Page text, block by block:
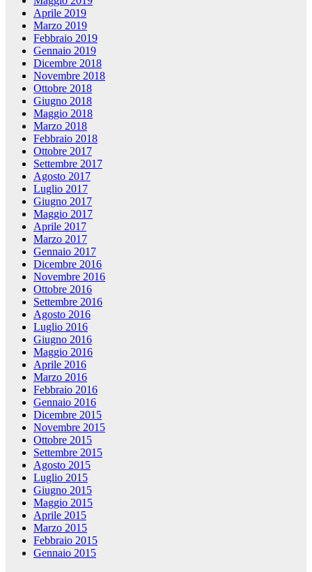
Aprile 2019
Marzo 2019
Febbraio 2019
Gennaio 2019
Dicembre 2018
Novembre 2018
Ottobre 2018
Giugno 2018
Maggio 2018
Marzo 2018
Febbraio 2018
Ottobre 2017
Settembre 2017
Agosto 2017
Luglio 2017
Giugno 2017
Maggio 2017
Aprile 2017
Marzo 2017
Gennaio 2017
Dicembre 2016
Novembre 2016
Ottobre 2016
Settembre 2016
Agosto 2016
Luglio 2016
Giugno 2016
Maggio 2016
Aprile 2016
Marzo 2016
Febbraio 2016
Gennaio 2016
Dicembre 2015
Novembre 2015
Ottobre 2015
Settembre 2015
Agosto 2015
Luglio 2015
Giugno 2015
Maggio 2015
Aprile 2015
Marzo 2015
Febbraio 2015
Gennaio 2015